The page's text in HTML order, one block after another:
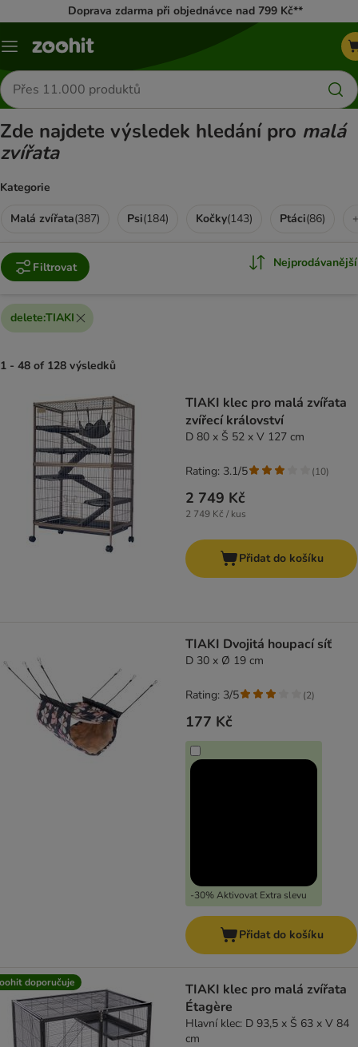
Doprava zdarma při objednávce nad 799 Kč**
Menu
Hledat
produkty
Zde najdete výsledek hledání pro malá
zvířata
Kategorie
Malá zvířata(387) Psi(184) Kočky(143) Ptáci(86)
Filtrovat Nejprodávanější
delete:TIAKI
1 - 48 of 128 výsledků
TIAKI klec pro malá zvířata
zvířecí království
D 80 x Š 52 x V 127 cm
2 749 Kč
2 749 Kč / kus
Rating: 3.1/5 (10)
Přidat do košíku
TIAKI Dvojitá houpací síť
D 30 x Ø 19 cm
177 Kč
-30% Aktivovat Extra slevu
Rating: 3/5 (2)
Přidat do košíku
doporučuje
TIAKI klec pro malá zvířata
Étagère
Hlavní klec: D 93,5 x Š 63 x V 84
cm